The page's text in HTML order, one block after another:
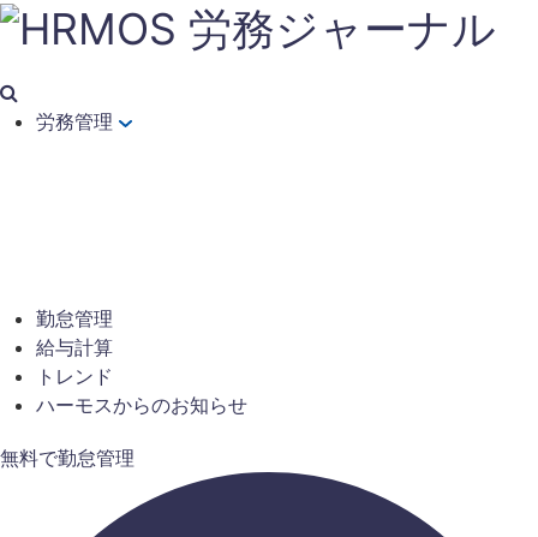
労務管理
勤怠管理
給与計算
トレンド
ハーモスからのお知らせ
無料で勤怠管理